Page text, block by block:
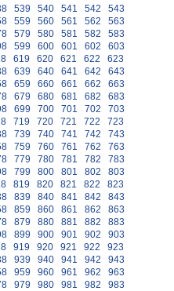
539 540 541 542
543
559 560 561 562
563
579 580 581 582
583
599 600 601 602
603
619 620 621 622
623
639 640 641 642
643
659 660 661 662
663
679 680 681 682
683
699 700 701 702
703
719 720 721 722
723
739 740 741 742
743
759 760 761 762
763
779 780 781 782
783
799 800 801 802
803
819 820 821 822
823
839 840 841 842
843
859 860 861 862
863
879 880 881 882
883
899 900 901 902
903
919 920 921 922
923
939 940 941 942
943
959 960 961 962
963
979 980 981 982
983